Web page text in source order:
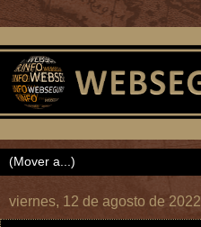
viernes, 12 de agosto de 2022